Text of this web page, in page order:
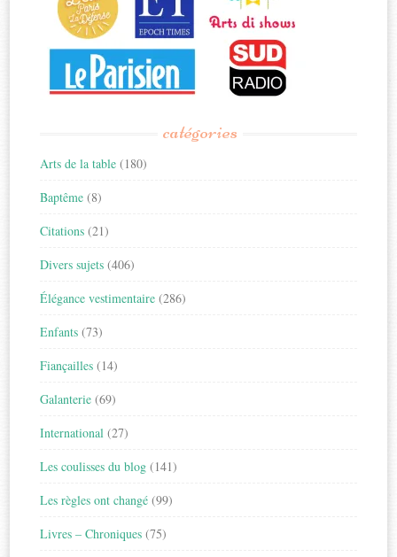
catégories
Arts de la table (180)
Baptême (8)
Citations (21)
Divers sujets (406)
Élégance vestimentaire (286)
Enfants (73)
Fiançailles (14)
Galanterie (69)
International (27)
Les coulisses du blog (141)
Les règles ont changé (99)
Livres – Chroniques (75)